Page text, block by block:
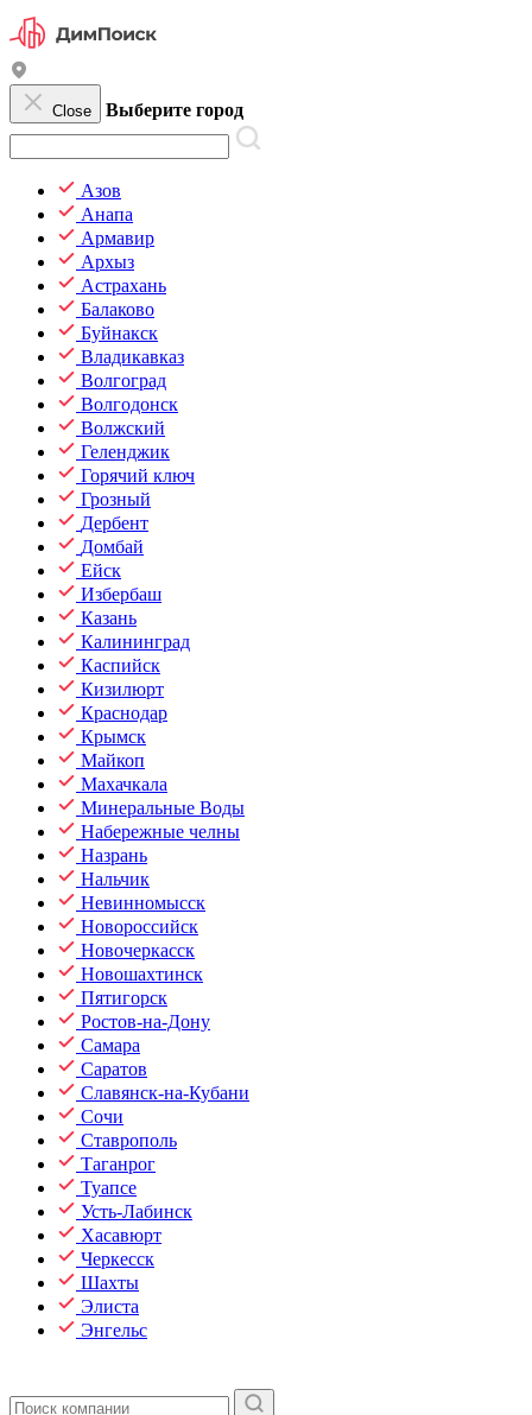
Close Выберите город
Азов
Анапа
Армавир
Архыз
Астрахань
Балаково
Буйнакск
Владикавказ
Волгоград
Волгодонск
Волжский
Геленджик
Горячий ключ
Грозный
Дербент
Домбай
Ейск
Избербаш
Казань
Калининград
Каспийск
Кизилюрт
Краснодар
Крымск
Майкоп
Махачкала
Минеральные Воды
Набережные челны
Назрань
Нальчик
Невинномысск
Новороссийск
Новочеркасск
Новошахтинск
Пятигорск
Ростов-на-Дону
Самара
Саратов
Славянск-на-Кубани
Сочи
Ставрополь
Таганрог
Туапсе
Усть-Лабинск
Хасавюрт
Черкесск
Шахты
Элиста
Энгельс